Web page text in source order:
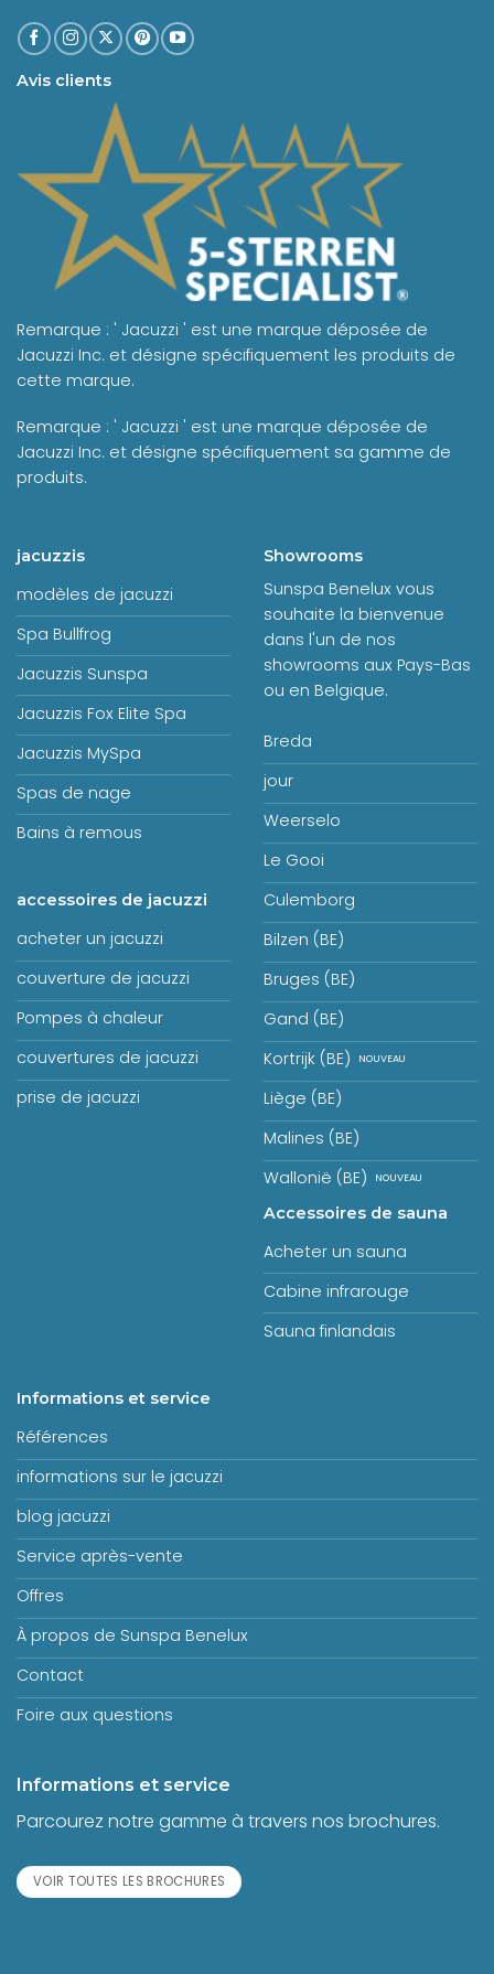
Avis clients
Remarque : ' Jacuzzi ' est une marque déposée de
Jacuzzi Inc. et désigne spécifiquement les produits de
cette marque.
Remarque : ' Jacuzzi ' est une marque déposée de
Jacuzzi Inc. et désigne spécifiquement sa gamme de
produits.
jacuzzis
modèles de jacuzzi
Spa Bullfrog
Jacuzzis Sunspa
Jacuzzis Fox Elite Spa
Jacuzzis MySpa
Spas de nage
Bains à remous
accessoires de jacuzzi
acheter un jacuzzi
couverture de jacuzzi
Pompes à chaleur
couvertures de jacuzzi
prise de jacuzzi
Showrooms
Sunspa Benelux vous
souhaite la bienvenue
dans l'un de nos
showrooms aux Pays-Bas
ou en Belgique.
Breda
jour
Weerselo
Le Gooi
Culemborg
Bilzen (BE)
Bruges (BE)
Gand (BE)
Kortrijk (BE)
Liège (BE)
Malines (BE)
Wallonië (BE)
Accessoires de sauna
Acheter un sauna
Cabine infrarouge
Sauna finlandais
Informations et service
Références
informations sur le jacuzzi
blog jacuzzi
Service après-vente
Offres
À propos de Sunspa Benelux
Contact
Foire aux questions
Informations et service
Parcourez notre gamme à travers nos brochures.
VOIR TOUTES LES BROCHURES